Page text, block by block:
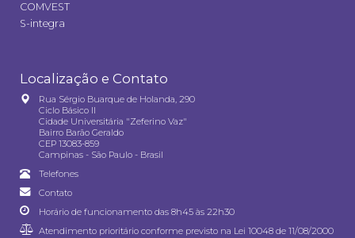
COMVEST
S-integra
Localização e Contato
Rua Sérgio Buarque de Holanda, 290
Ciclo Básico II
Cidade Universitária "Zeferino Vaz"
Bairro Barão Geraldo
CEP 13083-859
Campinas - São Paulo - Brasil
Telefones
Contato
Horário de funcionamento das 8h45 às 22h30
Atendimento prioritário conforme previsto na Lei 10048 de 11/08/2000